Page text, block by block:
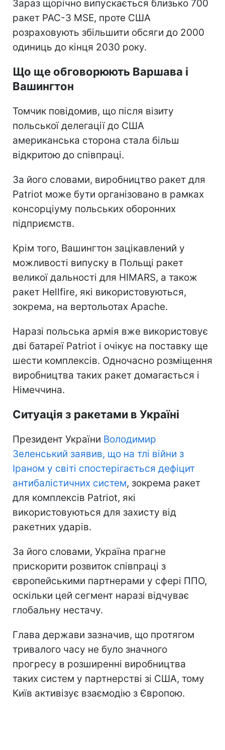
Зараз щорічно випускається близько 700
ракет PAC-3 MSE, проте США
розраховують збільшити обсяги до 2000
одиниць до кінця 2030 року.
Що ще обговорюють Варшава і
Вашингтон
Томчик повідомив, що після візиту
польської делегації до США
американська сторона стала більш
відкритою до співпраці.
За його словами, виробництво ракет для
Patriot може бути організовано в рамках
консорціуму польських оборонних
підприємств.
Крім того, Вашингтон зацікавлений у
можливості випуску в Польщі ракет
великої дальності для HIMARS, а також
ракет Hellfire, які використовуються,
зокрема, на вертольотах Apache.
Наразі польська армія вже використовує
дві батареї Patriot і очікує на поставку ще
шести комплексів. Одночасно розміщення
виробництва таких ракет домагається і
Німеччина.
Ситуація з ракетами в Україні
Президент України Володимир
Зеленський заявив, що на тлі війни з
Іраном у світі спостерігається дефіцит
антибалістичних систем, зокрема ракет
для комплексів Patriot, які
використовуються для захисту від
ракетних ударів.
За його словами, Україна прагне
прискорити розвиток співпраці з
європейськими партнерами у сфері ППО,
оскільки цей сегмент наразі відчуває
глобальну нестачу.
Глава держави зазначив, що протягом
тривалого часу не було значного
прогресу в розширенні виробництва
таких систем у партнерстві зі США, тому
Київ активізує взаємодію з Європою.